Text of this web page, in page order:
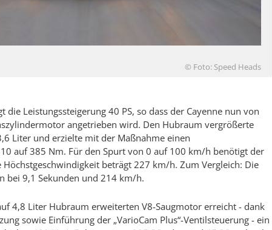
© Foto: Speed Heads
die Leistungssteigerung 40 PS, so dass der Cayenne nun von
angetrieben wird. Den Hubraum vergrößerte
Liter und erzielte mit der Maßnahme einen
auf 385 Nm. Für den Spurt von 0 auf 100 km/h benötigt der
Höchstgeschwindigkeit beträgt 227 km/h. Zum Vergleich: Die
bei 9,1 Sekunden und 214 km/h.
4,8 Liter Hubraum erweiterten V8-Saugmotor erreicht - dank
sowie Einführung der „VarioCam Plus“-Ventilsteuerung - ein